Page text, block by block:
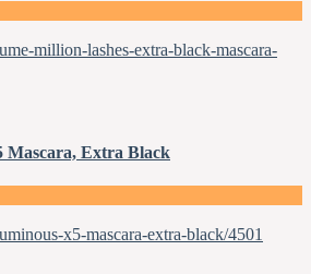
million-lashes-extra-black-mascara-
Mascara, Extra Black
x5-mascara-extra-black/4501